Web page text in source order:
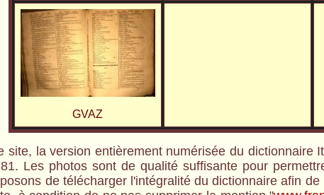
GVAZ
site, la version entièrement numérisée du
Les photos sont de qualité suffisante pour
de télécharger l'intégralité du dictionnaire afin